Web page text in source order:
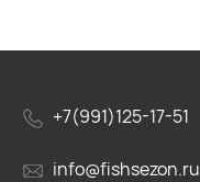
+7(991)125-17-51
info@fishsezon.ru